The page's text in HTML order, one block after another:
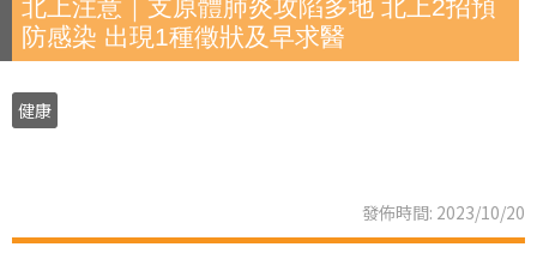
北上注意｜支原體肺炎攻陷多地 北上2招預
防感染 出現1種徵狀及早求醫
健康
發佈時間: 2023/10/20